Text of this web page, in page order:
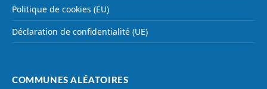
Politique de cookies (EU)
Déclaration de confidentialité (UE)
COMMUNES ALÉATOIRES